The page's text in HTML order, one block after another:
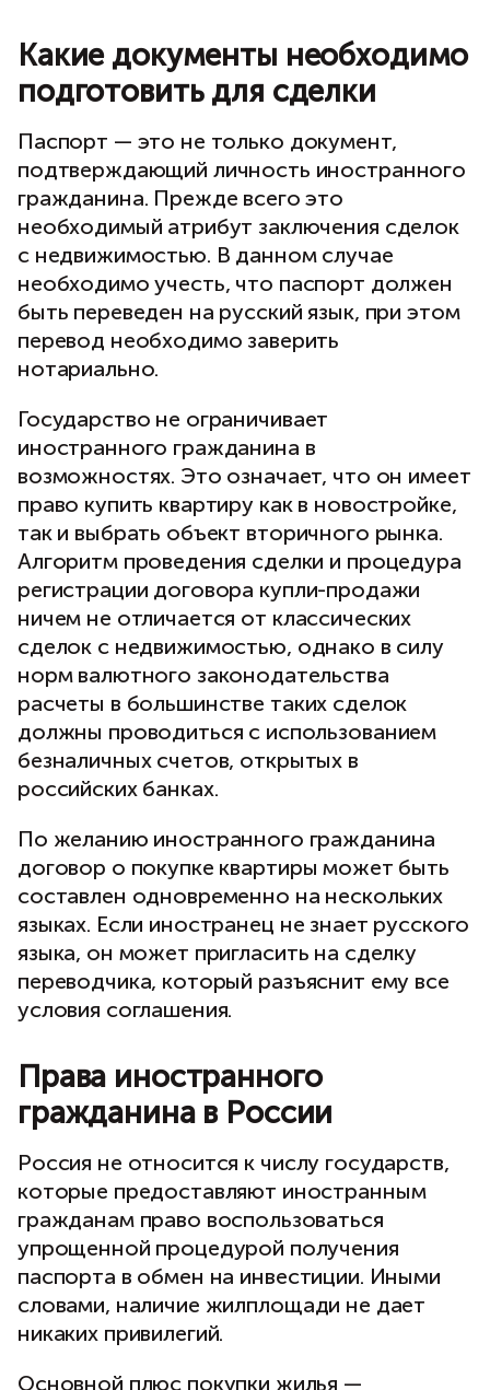
Какие документы необходимо
подготовить для сделки
Паспорт — это не только документ,
подтверждающий личность иностранного
гражданина. Прежде всего это
необходимый атрибут заключения сделок
с недвижимостью. В данном случае
необходимо учесть, что паспорт должен
быть переведен на русский язык, при этом
перевод необходимо заверить
нотариально.
Государство не ограничивает
иностранного гражданина в
возможностях. Это означает, что он имеет
право купить квартиру как в новостройке,
так и выбрать объект вторичного рынка.
Алгоритм проведения сделки и процедура
регистрации договора купли-продажи
ничем не отличается от классических
сделок с недвижимостью, однако в силу
норм валютного законодательства
расчеты в большинстве таких сделок
должны проводиться с использованием
безналичных счетов, открытых в
российских банках.
По желанию иностранного гражданина
договор о покупке квартиры может быть
составлен одновременно на нескольких
языках. Если иностранец не знает русского
языка, он может пригласить на сделку
переводчика, который разъяснит ему все
условия соглашения.
Права иностранного
гражданина в России
Россия не относится к числу государств,
которые предоставляют иностранным
гражданам право воспользоваться
упрощенной процедурой получения
паспорта в обмен на инвестиции. Иными
словами, наличие жилплощади не дает
никаких привилегий.
Основной плюс покупки жилья —